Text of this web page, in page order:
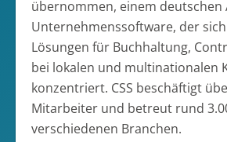
übernommen, einem deutschen
Unternehmenssoftware, der
Lösungen für Buchhaltung,
bei lokalen und multinationalen
konzentriert. CSS beschäftigt
Mitarbeiter und betreut rund
verschiedenen Branchen.